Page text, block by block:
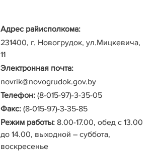
Адрес райисполкома:
231400, г. Новогрудок, ул.Мицкевича,
11
Электронная почта:
novrik@novogrudok.gov.by
Телефон: (8-015-97)-3-35-05
Факс: (8-015-97)-3-35-85
Режим работы: 8.00-17.00, обед с 13.00
до 14.00, выходной – суббота,
воскресенье